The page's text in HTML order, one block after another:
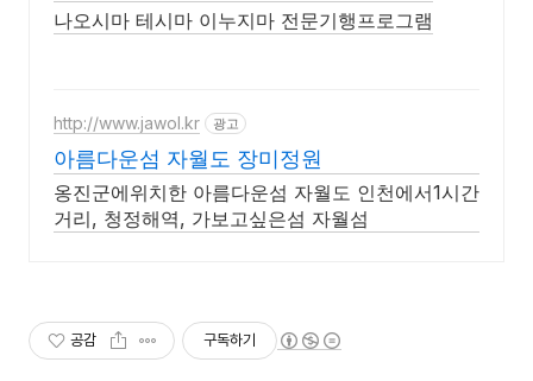
나오시마 테시마 이누지마 전문기행프로그램
http://www.jawol.kr 광고
아름다운섬 자월도 장미정원
옹진군에위치한 아름다운섬 자월도 인천에서1시간
거리, 청정해역, 가보고싶은섬 자월섬
공감 구독하기